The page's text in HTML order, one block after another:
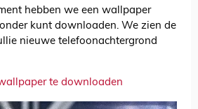
hebben we een wallpaper
kunt downloaden. We zien de
nieuwe telefoonachtergrond
te downloaden